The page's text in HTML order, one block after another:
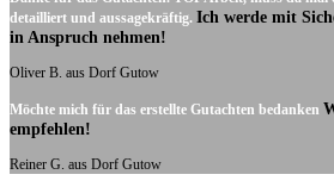
detailliert und aussagekräftig. Ich werde mit
in Anspruch nehmen!
Oliver B. aus Dorf Gutow
Möchte mich für das erstellte Gutachten bedanken
empfehlen!
Reiner G. aus Dorf Gutow